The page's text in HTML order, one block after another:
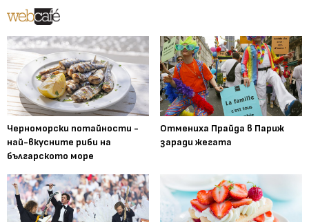
Черноморски потайности -
най-вкусните риби на
българското море
Отмениха Прайда в Париж
заради жегата